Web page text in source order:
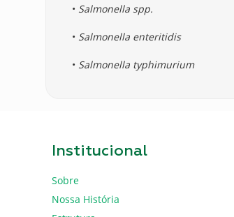
• Salmonella spp.
• Salmonella enteritidis
• Salmonella typhimurium
Institucional
Sobre
Nossa História